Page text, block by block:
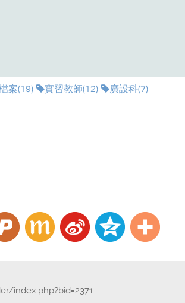
案(19) 實習教師(12) 廣設科(7)
index.php?bid=2371